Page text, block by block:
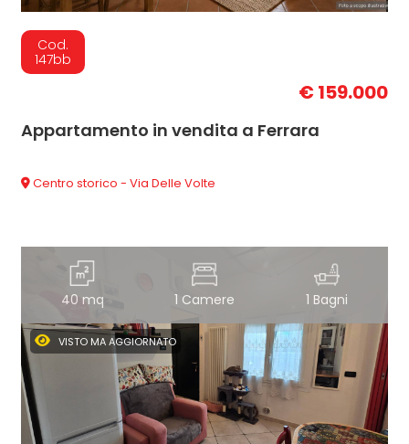
Cod.
147bb
€ 159.000
Appartamento in vendita a Ferrara
Centro storico - Via Delle Volte
40 mq 1 Camere 1 Bagni
VISTO MA AGGIORNATO